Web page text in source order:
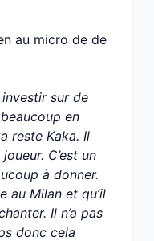
au micro de de
investir sur de
en
reste Kaka. Il
C’est un
à donner.
au Milan et qu’il
Il n’a pas
donc cela